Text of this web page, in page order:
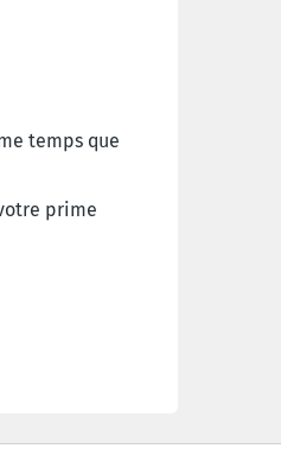
temps que
prime